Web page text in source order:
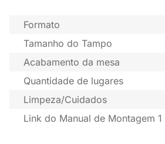
Formato
Tamanho do Tampo
Acabamento da mesa
Quantidade de lugares
Limpeza/Cuidados
Link do Manual de Montagem 1